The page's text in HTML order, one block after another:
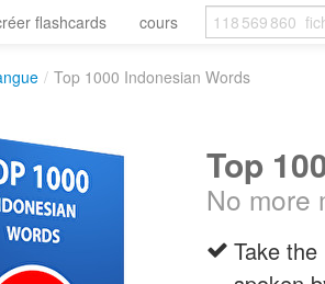
flashcards cours
/ Top 1000 Indonesian Words
Top
No more
Take